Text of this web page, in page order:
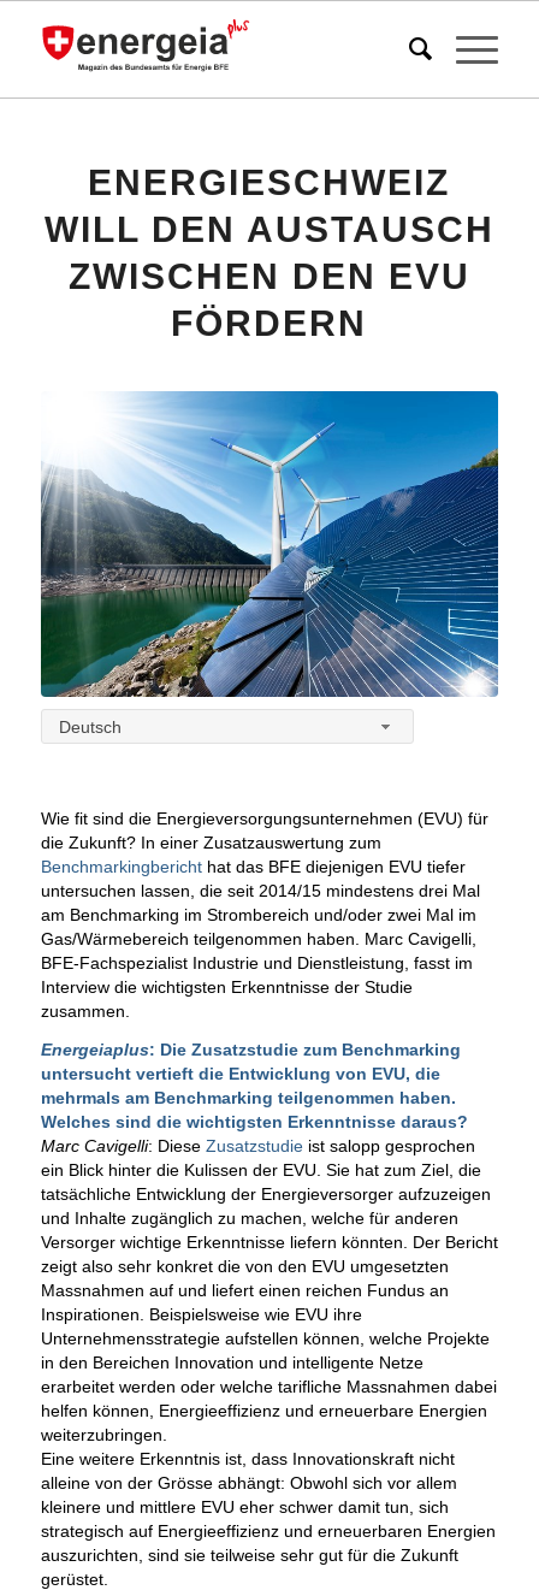
ENERGIESCHWEIZ
WILL DEN AUSTAUSCH
ZWISCHEN DEN EVU
FÖRDERN
Deutsch
Wie fit sind die Energieversorgungsunternehmen (EVU) für
die Zukunft? In einer Zusatzauswertung zum
Benchmarkingberichthat das BFE diejenigen EVU tiefer
untersuchen lassen, die seit 2014/15 mindestens drei Mal
am Benchmarking im Strombereich und/oder zwei Mal im
Gas/Wärmebereich teilgenommen haben. Marc Cavigelli,
BFE-Fachspezialist Industrie und Dienstleistung, fasst im
Interview die wichtigsten Erkenntnisse der Studie
zusammen.
Energeiaplus: Die Zusatzstudiezum Benchmarking
untersucht vertieft die Entwicklung von EVU, die
mehrmals am Benchmarking teilgenommen haben.
Welches sind die wichtigsten Erkenntnisse daraus?
Marc Cavigelli: Diese Zusatzstudieist salopp gesprochen
ein Blick hinter die Kulissen der EVU. Sie hat zum Ziel, die
tatsächliche Entwicklung der Energieversorger aufzuzeigen
und Inhalte zugänglich zu machen, welche für anderen
Versorger wichtige Erkenntnisse liefern könnten. Der Bericht
zeigt also sehr konkret die von den EVU umgesetzten
Massnahmen auf und liefert einen reichen Fundus an
Inspirationen. Beispielsweise wie EVU ihre
Unternehmensstrategie aufstellen können, welche Projekte
in den Bereichen Innovation und intelligente Netze
erarbeitet werden oder welche tarifliche Massnahmen dabei
helfen können, Energieeffizienz und erneuerbare Energien
weiterzubringen.
Eine weitere Erkenntnis ist, dass Innovationskraft nicht
alleine von der Grösse abhängt: Obwohl sich vor allem
kleinere und mittlere EVU eher schwer damit tun, sich
strategisch auf Energieeffizienz und erneuerbaren Energien
auszurichten, sind sie teilweise sehr gut für die Zukunft
gerüstet.